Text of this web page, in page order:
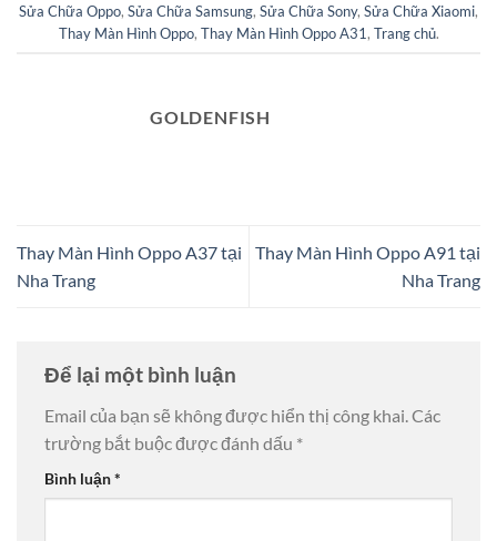
Sửa Chữa Oppo, Sửa Chữa Samsung, Sửa Chữa Sony, Sửa Chữa Xiaomi,
Thay Màn Hình Oppo, Thay Màn Hình Oppo A31, Trang chủ.
GOLDENFISH
Thay Màn Hình Oppo A37 tại
Nha Trang
Thay Màn Hình Oppo A91 tại
Nha Trang
Để lại một bình luận
Email của bạn sẽ không được hiển thị công khai.Các
trường bắt buộc được đánh dấu *
Bình luận*